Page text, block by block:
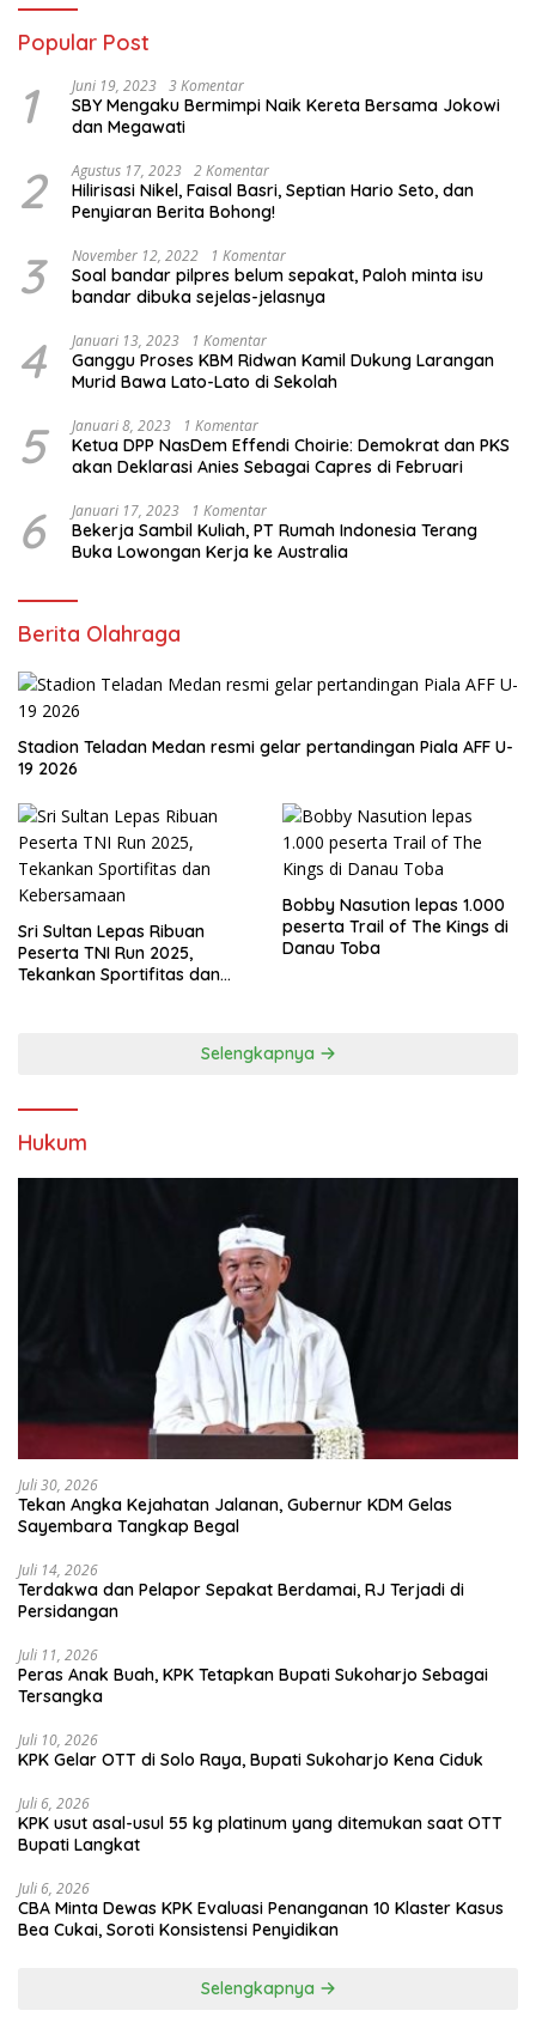
Popular Post
1 Juni 19, 2023 3 Komentar
SBY Mengaku Bermimpi Naik Kereta Bersama Jokowi
dan Megawati
2 Agustus 17, 2023 2 Komentar
Hilirisasi Nikel, Faisal Basri, Septian Hario Seto, dan
Penyiaran Berita Bohong!
3 November 12, 2022 1 Komentar
Soal bandar pilpres belum sepakat, Paloh minta isu
bandar dibuka sejelas-jelasnya
4 Januari 13, 2023 1 Komentar
Ganggu Proses KBM Ridwan Kamil Dukung Larangan
Murid Bawa Lato-Lato di Sekolah
5 Januari 8, 2023 1 Komentar
Ketua DPP NasDem Effendi Choirie: Demokrat dan PKS
akan Deklarasi Anies Sebagai Capres di Februari
6 Januari 17, 2023 1 Komentar
Bekerja Sambil Kuliah, PT Rumah Indonesia Terang
Buka Lowongan Kerja ke Australia
Berita Olahraga
Stadion Teladan Medan resmi gelar pertandingan Piala AFF U-
19 2026
Sri Sultan Lepas Ribuan
Peserta TNI Run 2025,
Tekankan Sportifitas dan
Bobby Nasution lepas 1.000
peserta Trail of The Kings di
Danau Toba
Selengkapnya
Hukum
Juli 30, 2026
Tekan Angka Kejahatan Jalanan, Gubernur KDM Gelas
Sayembara Tangkap Begal
Juli 14, 2026
Terdakwa dan Pelapor Sepakat Berdamai, RJ Terjadi di
Persidangan
Juli 11, 2026
Peras Anak Buah, KPK Tetapkan Bupati Sukoharjo Sebagai
Tersangka
Juli 10, 2026
KPK Gelar OTT di Solo Raya, Bupati Sukoharjo Kena Ciduk
Juli 6, 2026
KPK usut asal-usul 55 kg platinum yang ditemukan saat OTT
Bupati Langkat
Juli 6, 2026
CBA Minta Dewas KPK Evaluasi Penanganan 10 Klaster Kasus
Bea Cukai, Soroti Konsistensi Penyidikan
Selengkapnya